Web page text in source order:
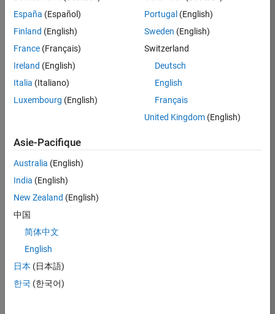
Ingénierie
de
la
FR-
Résumé
du
poste
Are you
about
state-of-
the-art
Do you
España (Español)
Finland (English)
France (Français)
Ireland (English)
Italia (Italiano)
Luxembourg (English)
Portugal (English)
Sweden (English)
Switzerland
Deutsch
English
Français
United Kingdom(English)
Asie-Pacifique
Australia (English)
India (English)
New Zealand (English)
中国
简体中文
English
日本 (日本語)
한국 (한국어)